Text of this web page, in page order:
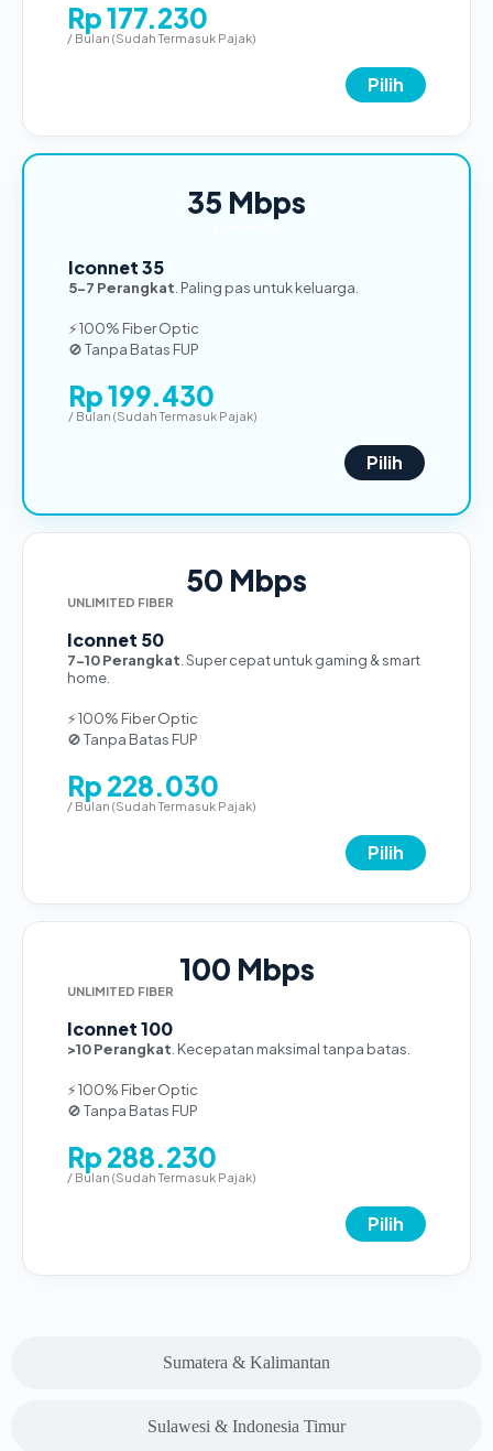
Sumatera & Kalimantan
Sulawesi & Indonesia Timur
Rp 177.230
/ Bulan (Sudah Termasuk Pajak)
Pilih
35 Mbps
Iconnet 35
5-7 Perangkat . Paling pas untuk keluarga.
⚡ 100% Fiber Optic
🚫 Tanpa Batas FUP
Rp 199.430
/ Bulan (Sudah Termasuk Pajak)
Pilih
50 Mbps
UNLIMITED FIBER
Iconnet 50
7-10 Perangkat . Super cepat untuk gaming & smart
home.
⚡ 100% Fiber Optic
🚫 Tanpa Batas FUP
Rp 228.030
/ Bulan (Sudah Termasuk Pajak)
Pilih
100 Mbps
UNLIMITED FIBER
Iconnet 100
>10 Perangkat . Kecepatan maksimal tanpa batas.
⚡ 100% Fiber Optic
🚫 Tanpa Batas FUP
Rp 288.230
/ Bulan (Sudah Termasuk Pajak)
Pilih